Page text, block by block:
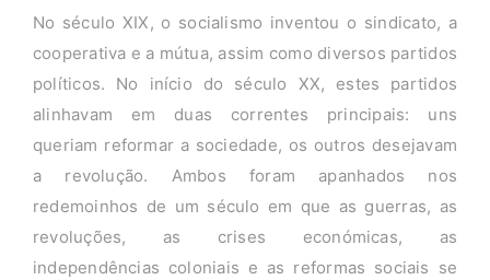
No século XIX, o socialismo inventou o sindicato, a
cooperativa e a mútua, assim como diversos partidos
políticos. No início do século XX, estes partidos
alinhavam em duas correntes principais: uns
queriam reformar a sociedade, os outros desejavam
a revolução. Ambos foram apanhados nos
redemoinhos de um século em que as guerras, as
revoluções, as crises económicas, as
independências coloniais e as reformas sociais se